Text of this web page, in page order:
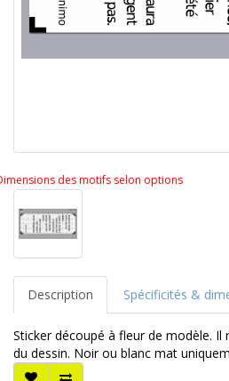
des motifs selon options
Description Spécificités &
Sticker découpé à fleur de modèle.
du dessin. Noir ou blanc mat